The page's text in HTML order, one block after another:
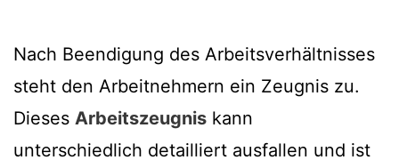
Nach Beendigung des Arbeitsverhältnisses
steht den Arbeitnehmern ein Zeugnis zu.
Dieses Arbeitszeugnis kann
unterschiedlich detailliert ausfallen und ist